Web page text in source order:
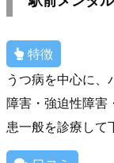
特徴
うつ病を中心に
障害・強迫性障害
患一般を診療して